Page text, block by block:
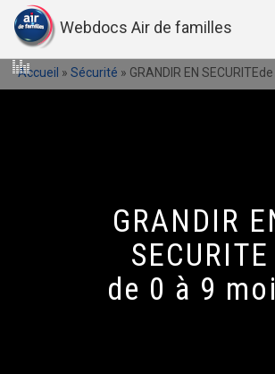
Webdocs Air de familles
Accueil » Sécurité » GRANDIR EN
GRANDIR
SECURITE
de 0 à 9